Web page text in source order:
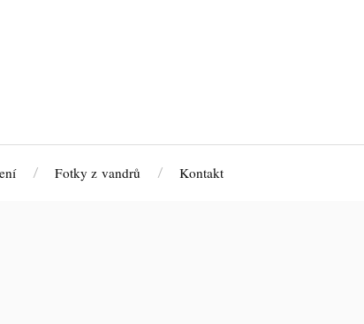
Fotky z vandrů Kontakt